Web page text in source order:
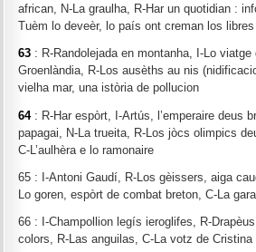
african, N-La graulha, R-Har un quotidian :
Tuèm lo deveèr, lo país ont creman los libres
63 : R-Randolejada en montanha, I-Lo
Groenlàndia, R-Los ausèths au nis
vielha mar, una istòria de pollucion
64: R-Har espòrt, I-Artús, l’emperaire deus
papagai, N-La trueita, R-Los jòcs olimpics
C-L’aulhèra e lo ramonaire
65 : I-Antoni Gaudí, R-Los gèissers, aiga
Lo goren, espòrt de combat breton, C-La
66 : I-Champollion legís ieroglifes, R-
colors, R-Las anguilas, C-La votz de Cristina